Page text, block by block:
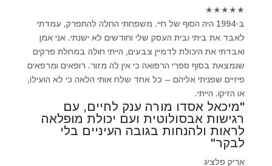
★
★
★
★
★
ב-1994 היה הסוף של חיי. משפחתי החלה להתפרק, עמדתי
לאבד את ביתי ובית העסק שלי וחודשים לא ישנתי. אני אמן
ואבדתי את היכולת לדמיין צבעים, הייתי חולה במחלת פרקים
שנמצאת בסוף ספרי הרפואה כי אין לה מזור. רופאים ומרפאים
פיזיים שפניתי אליהם – כל אחד שלח אותי הלאה כי לא הועילו,
או הזיקו. הייתי.
"מיכאל אסדו מורה ענק לחיים, עם
רגישות אבסולוטית ועם יכולת מופלאה
לראות ולהנחות בגובה העיניים בלי
לבקר"
אריק פלציג